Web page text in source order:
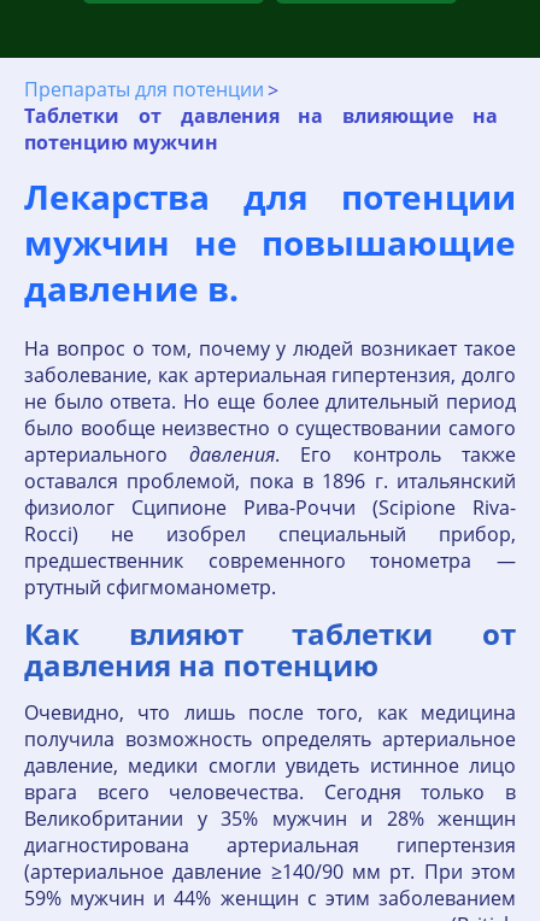
Препараты для потенции
Таблетки от давления на влияющие на
потенцию мужчин
Лекарства для потенции
мужчин не повышающие
давление в.
На вопрос о том, почему у людей возникает такое
заболевание, как артериальная гипертензия, долго
не было ответа. Но еще более длительный период
было вообще неизвестно о существовании самого
артериального давления. Его контроль также
оставался проблемой, пока в 1896 г. итальянский
физиолог Сципионе Рива-Роччи (Scipione Riva-
Rocci) не изобрел специальный прибор,
предшественник современного тонометра —
ртутный сфигмоманометр.
Как влияют таблетки от
давления на потенцию
Очевидно, что лишь после того, как медицина
получила возможность определять артериальное
давление, медики смогли увидеть истинное лицо
врага всего человечества. Сегодня только в
Великобритании у 35% мужчин и 28% женщин
диагностирована артериальная гипертензия
(артериальное давление ≥140/90 мм рт. При этом
59% мужчин и 44% женщин с этим заболеванием